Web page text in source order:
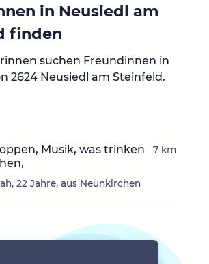
in Neusiedl am
finden
suchen Freundinnen in
2624 Neusiedl am Steinfeld.
Musik, was trinken
22 Jahre, aus Neunkirchen
7 km